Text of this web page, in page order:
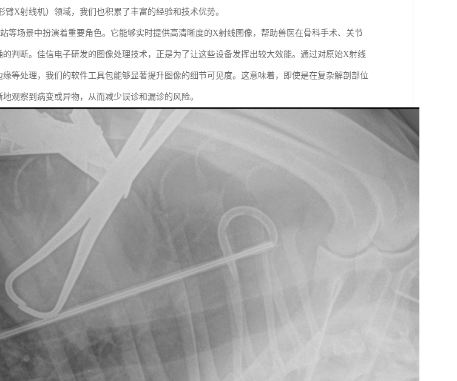
臂X射线机）领域，我们也积累了丰富的经验和技术优势。
等场景中扮演着重要角色。它能够实时提供高清晰度的X射线图像，帮助兽医在骨科手术、关节
判断。佳信电子研发的图像处理技术，正是为了让这些设备发挥出较大效能。通过对原始X射线
等处理，我们的软件工具包能够显著提升图像的细节可见度。这意味着，即使是在复杂解剖部位
观察到病变或异物，从而减少误诊和漏诊的风险。